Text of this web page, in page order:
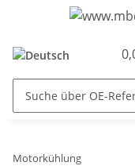
Motorkühlung